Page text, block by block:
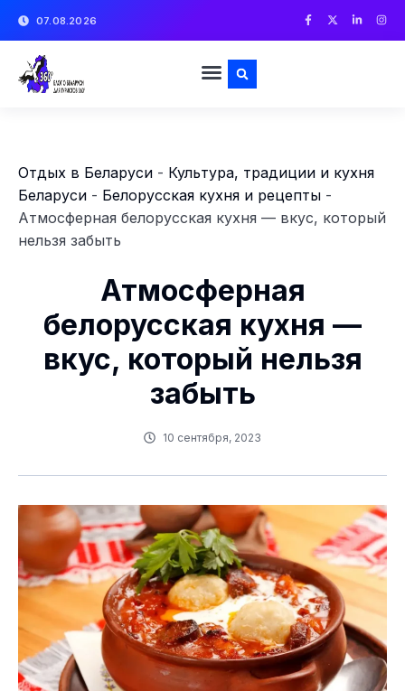
07.08.2026
Отдых в Беларуси - Культура, традиции и кухня
Беларуси - Белорусская кухня и рецепты -
Атмосферная белорусская кухня — вкус, который
нельзя забыть
Атмосферная
белорусская кухня —
вкус, который нельзя
забыть
10 сентября, 2023